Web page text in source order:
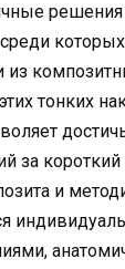
из
тонких
за
и